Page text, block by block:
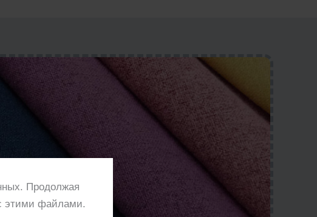
Продолжая
этими файлами.